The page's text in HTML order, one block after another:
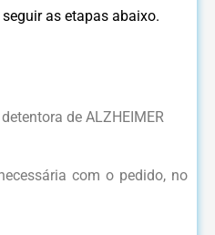
as etapas abaixo.
de ALZHEIMER
com o pedido, no